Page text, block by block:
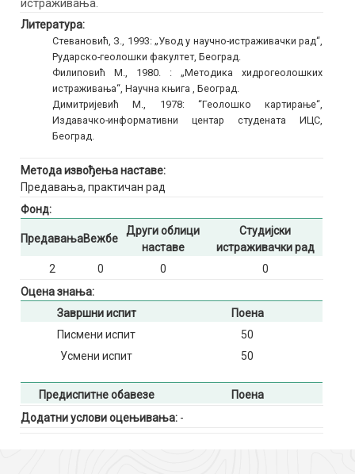
истраживања.
Литература:
Стевановић, З., 1993: „Увод у научно-истраживачки рад“,
Рударско-геолошки факултет, Београд.
Филиповић М., 1980. : „Методика хидрогеолошких
истраживања“, Научна књига , Београд.
Димитријевић М., 1978: “Геолошко картирање“,
Издавачко-информативни центар студената ИЦС,
Београд.
Метода извођења наставе:
Предавања, практичан рад
Фонд:
ПредавањаВежбе
Други облици
наставе
Студијски
истраживачки рад
2
0 0
0
Оцена знања:
Завршни испит
Поена
Писмени испит
50
Усмени испит
50
Предиспитне обавезе
Поена
Додатни услови оцењивања: -